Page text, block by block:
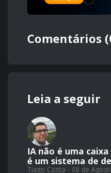
Comentários
Leia a seguir
IA não é uma
é um sistema de
Tiago Costa - 06 de